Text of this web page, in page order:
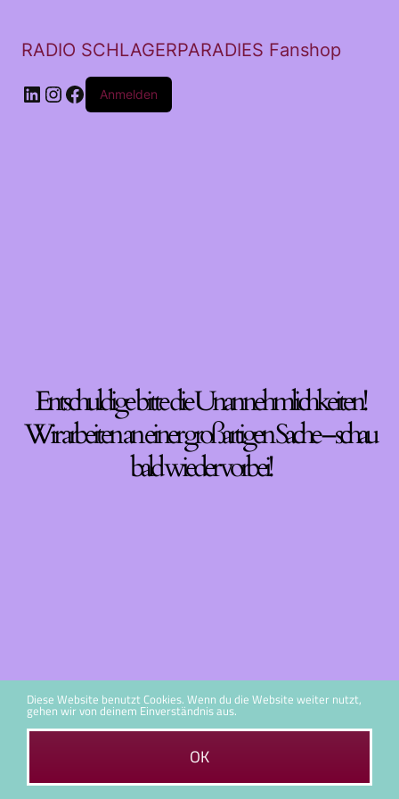
RADIO SCHLAGERPARADIES Fanshop
LinkedIn
Instagram
Facebook
Anmelden
Entschuldige bitte die Unannehmlichkeiten!
Wir arbeiten an einer großartigen Sache – schau
bald wieder vorbei!
Diese Website benutzt Cookies. Wenn du die Website weiter nutzt,
gehen wir von deinem Einverständnis aus.
OK